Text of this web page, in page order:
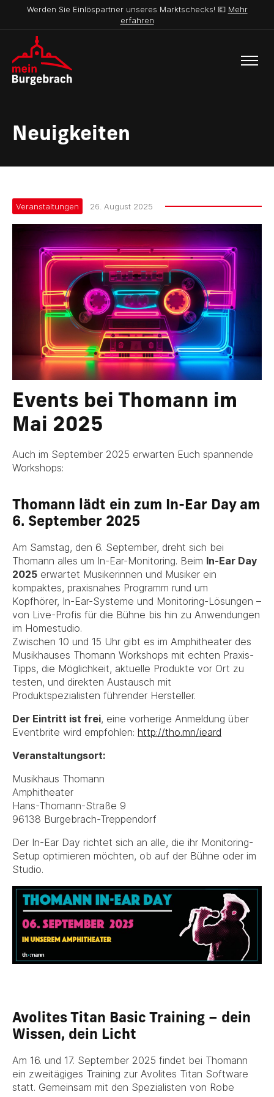
Werden Sie Einlöspartner unseres Marktschecks! 💶 Mehr
erfahren
Neuigkeiten
Veranstaltungen 26. August 2025
Events bei Thomann im
Mai 2025
Auch im September 2025 erwarten Euch spannende
Workshops:
Thomann lädt ein zum In-Ear Day am
6. September 2025
Am Samstag, den 6. September, dreht sich bei
Thomann alles um In-Ear-Monitoring. Beim In-Ear Day
2025 erwartet Musikerinnen und Musiker ein
kompaktes, praxisnahes Programm rund um
Kopfhörer, In-Ear-Systeme und Monitoring-Lösungen –
von Live-Profis für die Bühne bis hin zu Anwendungen
im Homestudio.
Zwischen 10 und 15 Uhr gibt es im Amphitheater des
Musikhauses Thomann Workshops mit echten Praxis-
Tipps, die Möglichkeit, aktuelle Produkte vor Ort zu
testen, und direkten Austausch mit
Produktspezialisten führender Hersteller.
Der Eintritt ist frei, eine vorherige Anmeldung über
Eventbrite wird empfohlen: http://tho.mn/ieard
Veranstaltungsort:
Musikhaus Thomann
Amphitheater
Hans-Thomann-Straße 9
96138 Burgebrach-Treppendorf
Der In-Ear Day richtet sich an alle, die ihr Monitoring-
Setup optimieren möchten, ob auf der Bühne oder im
Studio.
Avolites Titan Basic Training – dein
Wissen, dein Licht
Am 16. und 17. September 2025 findet bei Thomann
ein zweitägiges Training zur Avolites Titan Software
statt. Gemeinsam mit den Spezialisten von Robe